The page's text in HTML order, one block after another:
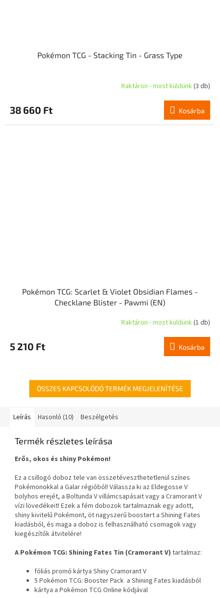
Pokémon TCG - Stacking Tin - Grass Type
átlagos
értékelése
5-
Raktáron - most küldünk(3 db)
38 660 Ft Kosárba
Pokémon TCG: Scarlet & Violet Obsidian Flames -
Checklane Blister - Pawmi (EN)
átlagos
értékelése
Raktáron - most küldünk(1 db)
5 210 Ft Kosárba
ÖSSZES KAPCSOLÓDÓ TERMÉK MEGJELENÍTÉSE
Leírás Hasonló (10) Beszélgetés
Termék részletes leírása
Erős, okos és shiny Pokémon!
Ez a csillogó doboz tele van összetéveszthetetlenül színes
Pokémonokkal a Galar régióból! Válassza ki az Eldegosse V
bolyhos erejét, a Boltunda V villámcsapásait vagy a Cramorant V
vízi lövedékeit! Ezek a fém dobozok tartalmaznak egy adott,
shiny kivitelű Pokémont, öt nagyszerű boostert a Shining Fates
kiadásból, és maga a doboz is felhasználható csomagok vagy
kiegészítők átvitelére!
A Pokémon TCG: Shining Fates Tin (Cramorant V) tartalmaz:
fóliás promó kártya Shiny Cramorant V
5 Pokémon TCG: Booster Pack a Shining Fates kiadásból
kártya a Pokémon TCG Online kódjával